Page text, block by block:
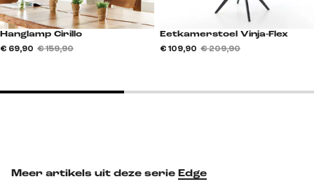
Meer artikels uit deze serie Edge
Hanglamp Cirillo
€ 69,90 € 159,90
Eetkamerstoel Vinja-Flex
€ 109,90 € 209,90